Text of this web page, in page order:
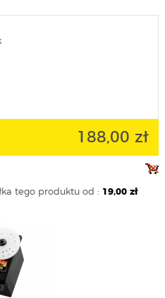
188,00 zł
tego produktu od : 19,00 zł